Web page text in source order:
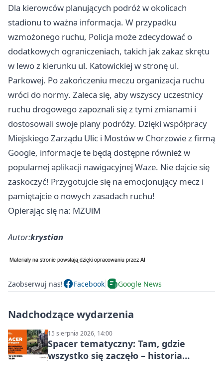
Dla kierowców planujących podróż w okolicach
stadionu to ważna informacja. W przypadku
wzmożonego ruchu, Policja może zdecydować o
dodatkowych ograniczeniach, takich jak zakaz skrętu
w lewo z kierunku ul. Katowickiej w stronę ul.
Parkowej. Po zakończeniu meczu organizacja ruchu
wróci do normy. Zaleca się, aby wszyscy uczestnicy
ruchu drogowego zapoznali się z tymi zmianami i
dostosowali swoje plany podróży. Dzięki współpracy
Miejskiego Zarządu Ulic i Mostów w Chorzowie z firmą
Google, informacje te będą dostępne również w
popularnej aplikacji nawigacyjnej Waze. Nie dajcie się
zaskoczyć! Przygotujcie się na emocjonujący mecz i
pamiętajcie o nowych zasadach ruchu!
Opierając się na: MZUiM
Autor:krystian
Zaobserwuj nas! Facebook Google News
Nadchodzące wydarzenia
15 sierpnia 2026, 14:00
Spacer tematyczny: Tam, gdzie
wszystko się zaczęło – historia